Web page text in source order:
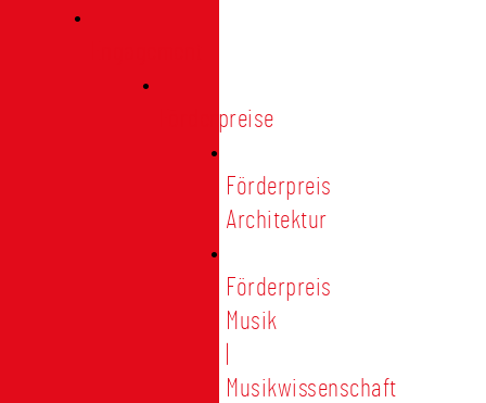
Förderpreise
Förderpreis
Architektur
Förderpreis
Musik
Musikwissenschaft